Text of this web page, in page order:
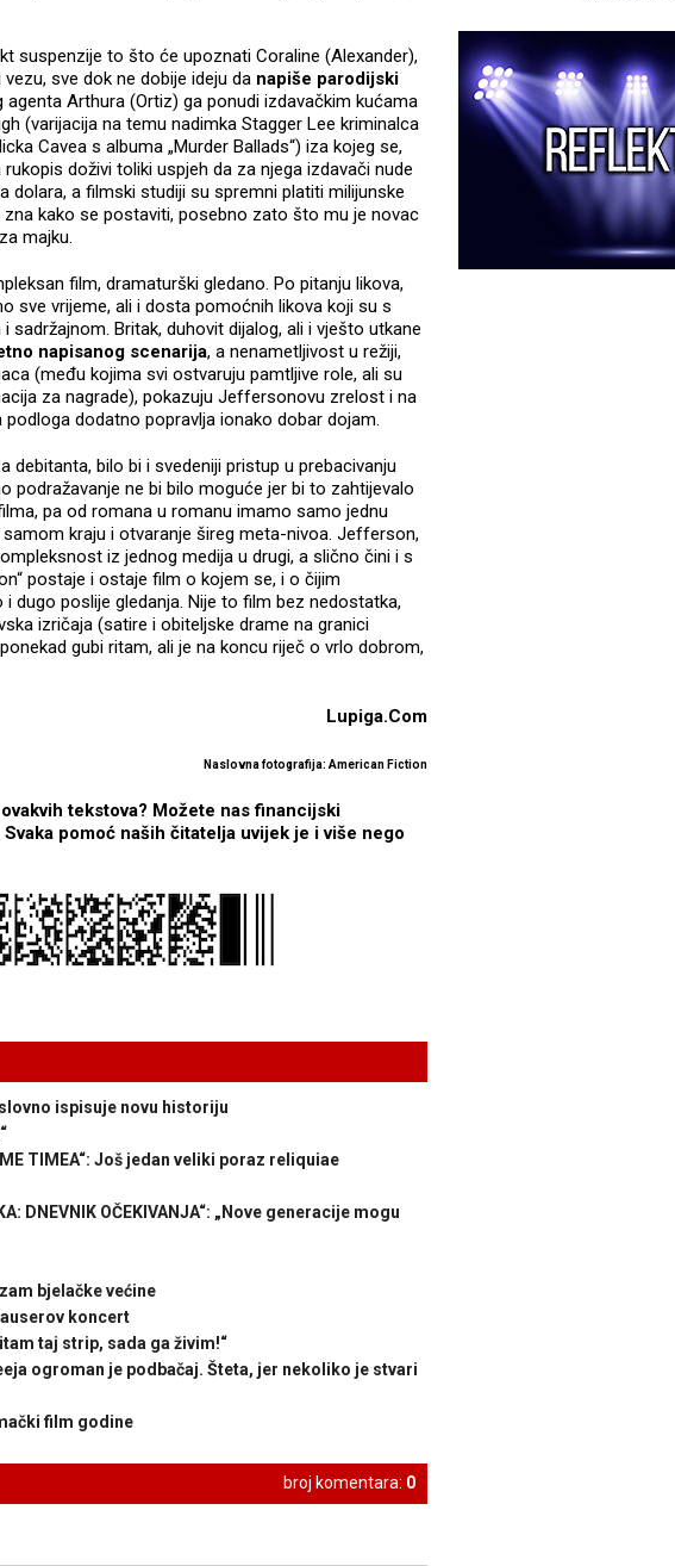
suspenzije to što će upoznati Coraline (Alexander),
sve dok ne dobije ideju da napiše parodijski
agenta Arthura (Ortiz) ga ponudi izdavačkim kućama
(varijacija na temu nadimka Stagger Lee kriminalca
Cavea s albuma „Murder Ballads“) iza kojeg se,
doživi toliki uspjeh da za njega izdavači nude
a filmski studiji su spremni platiti milijunske
kako se postaviti, posebno zato što mu je novac
majku.
film, dramaturški gledano. Po pitanju likova,
sve vrijeme, ali i dosta pomoćnih likova koji su s
Britak, duhovit dijalog, ali i vješto utkane
napisanog scenarija, a nenametljivost u režiji,
(među kojima svi ostvaruju pamtljive role, ali su
za nagrade), pokazuju Jeffersonovu zrelost i na
podloga dodatno popravlja ionako dobar dojam.
bilo bi i svedeniji pristup u prebacivanju
podražavanje ne bi bilo moguće jer bi to zahtijevalo
pa od romana u romanu imamo samo jednu
kraju i otvaranje šireg meta-nivoa. Jefferson,
iz jednog medija u drugi, a slično čini i s
postaje i ostaje film o kojem se, i o čijim
dugo poslije gledanja. Nije to film bez nedostatka,
izričaja (satire i obiteljske drame na granici
gubi ritam, ali je na koncu riječ o vrlo dobrom,
Lupiga.Com
Naslovna fotografija: American Fiction
tekstova? Možete nas financijski
pomoć naših čitatelja uvijek je i više nego
ispisuje novu historiju
TIMEA“: Još jedan veliki poraz reliquiae
DNEVNIK OČEKIVANJA“: „Nove generacije mogu
bjelačke većine
koncert
taj strip, sada ga živim!“
ogroman je podbačaj. Šteta, jer nekoliko je stvari
film godine
broj komentara: 0